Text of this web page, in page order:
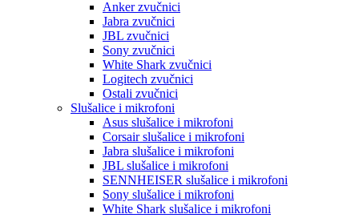
Anker zvučnici
Jabra zvučnici
JBL zvučnici
Sony zvučnici
White Shark zvučnici
Logitech zvučnici
Ostali zvučnici
Slušalice i mikrofoni
Asus slušalice i mikrofoni
Corsair slušalice i mikrofoni
Jabra slušalice i mikrofoni
JBL slušalice i mikrofoni
SENNHEISER slušalice i mikrofoni
Sony slušalice i mikrofoni
White Shark slušalice i mikrofoni